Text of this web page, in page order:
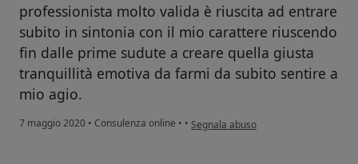
professionista molto valida è riuscita ad entrare
subito in sintonia con il mio carattere riuscendo
fin dalle prime sudute a creare quella giusta
tranquillità emotiva da farmi da subito sentire a
mio agio.
7 maggio 2020 • Consulenza online • • secondo l'opinione dell'utente LP
Segnala abuso